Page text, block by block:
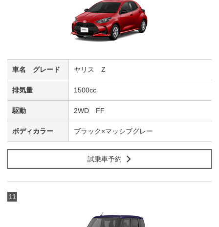
ヤリス Z
1500cc
2WD FF
ブラック×マッシブグレー
試乗車予約
11